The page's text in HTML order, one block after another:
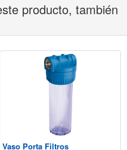
producto, también
Vaso Porta Filtros